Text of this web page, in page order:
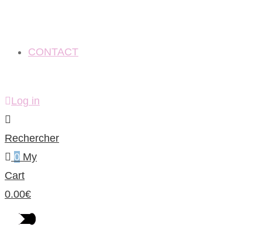
CONTACT
Log in
Rechercher
0 My
Cart
0.00€